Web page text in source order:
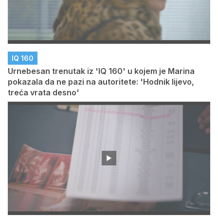
IQ 160
Urnebesan trenutak iz 'IQ 160' u kojem je Marina
pokazala da ne pazi na autoritete: 'Hodnik lijevo,
treća vrata desno'